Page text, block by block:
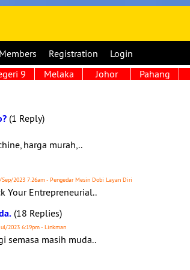
Members Registration
Login
9 Melaka Johor Pahang
(1 Reply)
harga murah,..
Sep/2023 7:26am - Pengedar Mesin Dobi Layan Diri
Your Entrepreneurial..
(18 Replies)
2023 6:19pm - Linkman
semasa masih muda..